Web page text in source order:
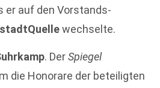
er auf den Vorstands-
wechselte.
. DerSpiegel
die Honorare der beteiligten